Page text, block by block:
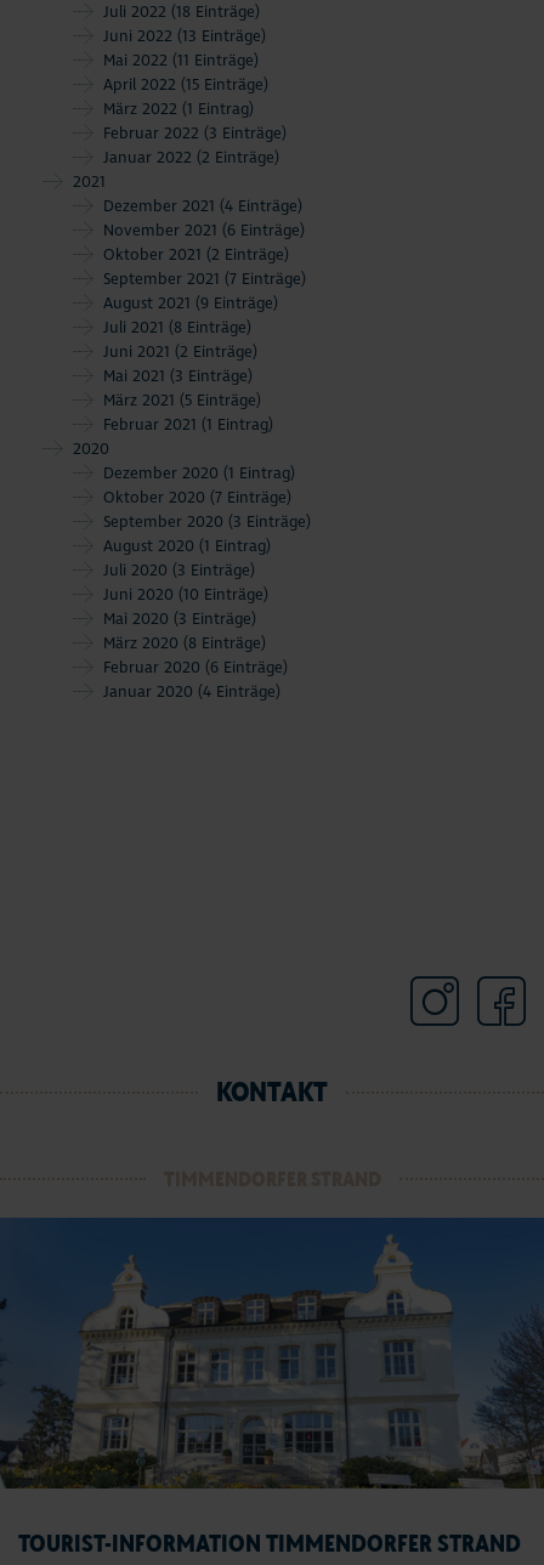
Juli 2022 (18 Einträge)
Juni 2022 (13 Einträge)
Mai 2022 (11 Einträge)
April 2022 (15 Einträge)
März 2022 (1 Eintrag)
Februar 2022 (3 Einträge)
Januar 2022 (2 Einträge)
2021
Dezember 2021 (4 Einträge)
November 2021 (6 Einträge)
Oktober 2021 (2 Einträge)
September 2021 (7 Einträge)
August 2021 (9 Einträge)
Juli 2021 (8 Einträge)
Juni 2021 (2 Einträge)
Mai 2021 (3 Einträge)
März 2021 (5 Einträge)
Februar 2021 (1 Eintrag)
2020
Dezember 2020 (1 Eintrag)
Oktober 2020 (7 Einträge)
September 2020 (3 Einträge)
August 2020 (1 Eintrag)
Juli 2020 (3 Einträge)
Juni 2020 (10 Einträge)
Mai 2020 (3 Einträge)
März 2020 (8 Einträge)
Februar 2020 (6 Einträge)
Januar 2020 (4 Einträge)
KONTAKT
TOURIST-INFORMATION TIMMENDORFER STRAND